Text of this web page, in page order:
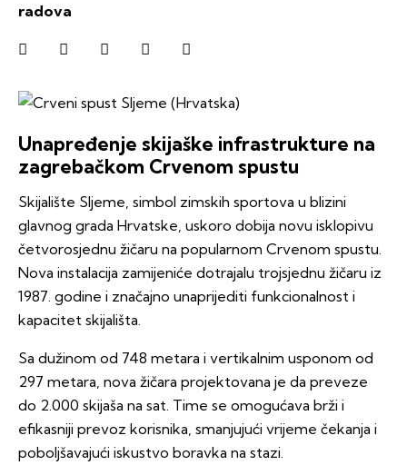
radova
Unapređenje skijaške infrastrukture na
zagrebačkom Crvenom spustu
Skijalište Sljeme, simbol zimskih sportova u blizini
glavnog grada Hrvatske, uskoro dobija novu isklopivu
četvorosjednu žičaru na popularnom Crvenom spustu.
Nova instalacija zamijeniće dotrajalu trojsjednu žičaru iz
1987. godine i značajno unaprijediti funkcionalnost i
kapacitet skijališta.
Sa dužinom od 748 metara i vertikalnim usponom od
297 metara, nova žičara projektovana je da preveze
do 2.000 skijaša na sat. Time se omogućava brži i
efikasniji prevoz korisnika, smanjujući vrijeme čekanja i
poboljšavajući iskustvo boravka na stazi.